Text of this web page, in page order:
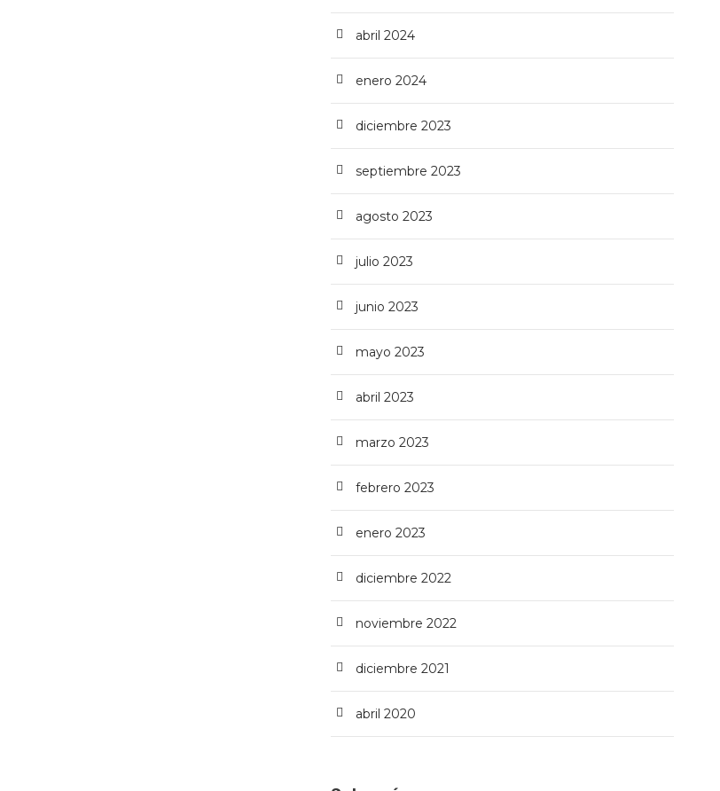
abril 2024
enero 2024
diciembre 2023
septiembre 2023
agosto 2023
julio 2023
junio 2023
mayo 2023
abril 2023
marzo 2023
febrero 2023
enero 2023
diciembre 2022
noviembre 2022
diciembre 2021
abril 2020